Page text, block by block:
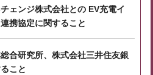
ェンジ株式会社との EV充電イ
携協定に関すること
合研究所、株式会社三井住友銀
こと